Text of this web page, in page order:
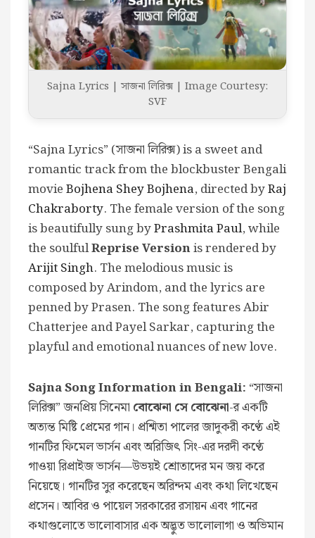
Sajna Lyrics | সাজনা লিরিক্স | Image Courtesy:
SVF
“Sajna Lyrics” (সাজনা লিরিক্স) is a sweet and
romantic track from the blockbuster Bengali
movieBojhena Shey Bojhena, directed byRaj
Chakraborty. The female version of the song
is beautifully sung byPrashmita Paul, while
the soulfulReprise Versionis rendered by
Arijit Singh. The melodious music is
composed by Arindom, and the lyrics are
penned by Prasen. The song features Abir
Chatterjee and Payel Sarkar, capturing the
playful and emotional nuances of new love.
Sajna Song Information in Bengali: “সাজনা
লিরিক্স” জনপ্রিয় সিনেমা বোঝেনা সে বোঝেনা-র একটি
অত্যন্ত মিষ্টি প্রেমের গান। প্রশ্মিতা পালের জাদুকরী কণ্ঠে এই
গানটির ফিমেল ভার্সন এবং অরিজিৎ সিং-এর দরদী কণ্ঠে
গাওয়া রিপ্রাইজ ভার্সন—উভয়ই শ্রোতাদের মন জয় করে
নিয়েছে। গানটির সুর করেছেন অরিন্দম এবং কথা লিখেছেন
প্রসেন। আবির ও পায়েল সরকারের রসায়ন এবং গানের
কথাগুলোতে ভালোবাসার এক অদ্ভুত ভালোলাগা ও অভিমান